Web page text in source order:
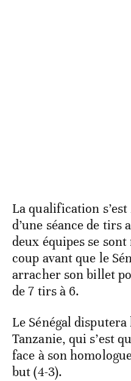
La qualification
d’une séance de
deux équipes se
coup avant que le
arracher son billet
de 7 tirs à 6.
Le Sénégal
Tanzanie, qui s’est
face à son
but (4-3).